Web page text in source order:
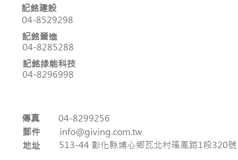
【員林A+ 開工動土典禮】
記銘建設
04-8529298
記銘營造
04-8285288
記銘綠能科技
04-8296998
傳真
郵件
地址
04-8299256
info@giving.com.tw
513-44 彰化縣埔心鄉瓦北村瑤鳳路1段320號